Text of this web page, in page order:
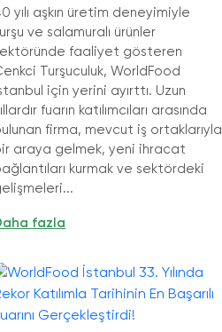
İstanbul
İş Birlikleri ve İhracat
Sunuyor"
yılı aşkın üretim deneyimiyle
ve salamuralı ürünler
faaliyet gösteren
Turşuculuk, WorldFood
için yerini ayırttı. Uzun
fuarın katılımcıları arasında
firma, mevcut iş ortaklarıyla
araya gelmek, yeni ihracat
kurmak ve sektördeki
fazla